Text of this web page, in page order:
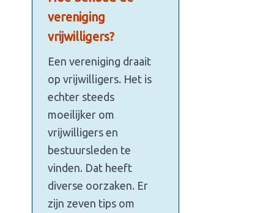
vereniging
vrijwilligers?
Een vereniging draait
op vrijwilligers. Het is
echter steeds
moeilijker om
vrijwilligers en
bestuursleden te
vinden. Dat heeft
diverse oorzaken. Er
zijn zeven tips om